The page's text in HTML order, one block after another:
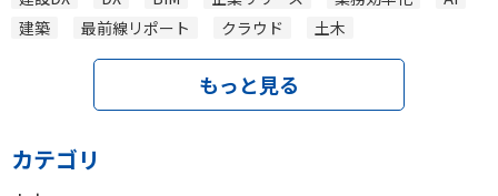
建築
最前線リポート クラウド 土木
もっと見る
カテゴリ